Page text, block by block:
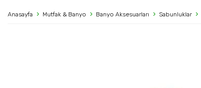
Anasayfa Mutfak & Banyo Banyo Aksesuarları Sabunluklar